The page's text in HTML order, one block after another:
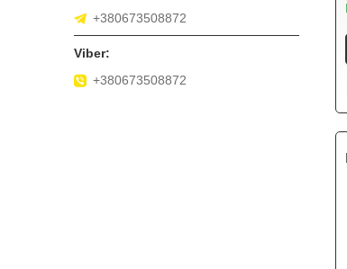
+380673508872
+380673508872